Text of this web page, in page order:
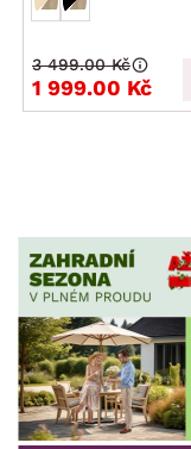
1 999.00 Kč
3 499.00 Kč